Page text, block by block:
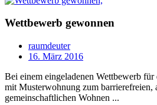
Wettbewerb gewonnen
raumdeuter
16. März 2016
Bei einem eingeladenen Wettbewerb
mit Musterwohnung zum barrierefreien,
gemeinschaftlichen Wohnen ...